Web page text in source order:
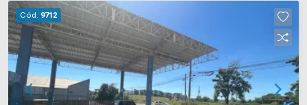
Crema e fácil acesso ao Tivoli Shopping e Villa
Multimall. * No imóvel as roupas não fazem parte
da locação e serão retiradas. * Caso houver
interesse os móveis e manequins poderão fazer
parte da locação valores à negociar. Entre em
contato com a equipe da Arbix Imóveis e agende
Cód. 9712